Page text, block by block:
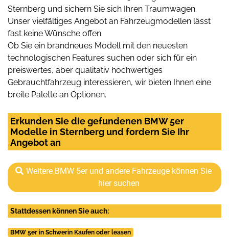
Sternberg und sichern Sie sich Ihren Traumwagen.
Unser vielfältiges Angebot an Fahrzeugmodellen lässt
fast keine Wünsche offen.
Ob Sie ein brandneues Modell mit den neuesten
technologischen Features suchen oder sich für ein
preiswertes, aber qualitativ hochwertiges
Gebrauchtfahrzeug interessieren, wir bieten Ihnen eine
breite Palette an Optionen.
Erkunden Sie die gefundenen BMW 5er
Modelle in Sternberg und fordern Sie Ihr
Angebot an
Weitere BMW 5er und andere Fahrzeuge können Sie
hier suchen
Stattdessen können Sie auch:
BMW 5er in Schwerin Kaufen oder leasen